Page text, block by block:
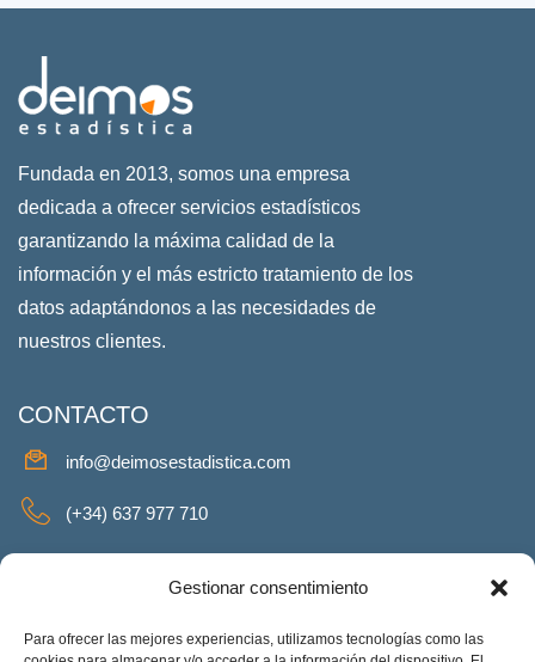
Gestionar consentimiento
Para ofrecer las mejores experiencias, utilizamos tecnologías como las
Fundada en 2013, somos una empresa
dedicada a ofrecer servicios estadísticos
garantizando la máxima calidad de la
información y el más estricto tratamiento de los
datos adaptándonos a las necesidades de
nuestros clientes.
CONTACTO
info@deimosestadistica.com
(+34) 637 977 710